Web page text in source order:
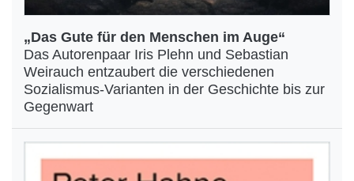
„Das Gute für den Menschen im Auge“
Das Autorenpaar Iris Plehn und Sebastian
Weirauch entzaubert die verschiedenen
Sozialismus-Varianten in der Geschichte bis zur
Gegenwart